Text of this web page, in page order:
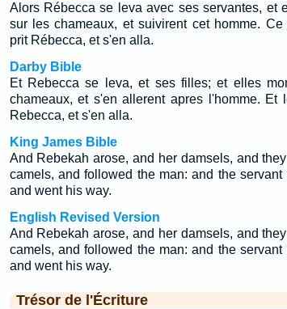
Alors Rébecca se leva avec ses servantes, et
sur les chameaux, et suivirent cet homme. Ce
prit Rébecca, et s'en alla.
Darby Bible
Et Rebecca se leva, et ses filles; et elles
chameaux, et s'en allerent apres l'homme. Et
Rebecca, et s'en alla.
King James Bible
And Rebekah arose, and her damsels, and
camels, and followed the man: and the servant
and went his way.
English Revised Version
And Rebekah arose, and her damsels, and
camels, and followed the man: and the servant
and went his way.
Trésor de l'Écriture